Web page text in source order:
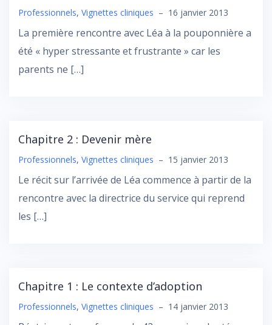
Professionnels, Vignettes cliniques – 16 janvier 2013
La première rencontre avec Léa à la pouponnière a
été « hyper stressante et frustrante » car les
parents ne […]
Chapitre 2 : Devenir mère
Professionnels, Vignettes cliniques – 15 janvier 2013
Le récit sur l’arrivée de Léa commence à partir de la
rencontre avec la directrice du service qui reprend
les […]
Chapitre 1 : Le contexte d’adoption
Professionnels, Vignettes cliniques – 14 janvier 2013